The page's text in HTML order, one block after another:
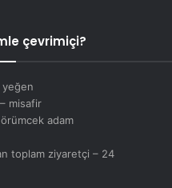
çevrimiçi?
yeğen
misafir
adam
toplam ziyaretçi – 24